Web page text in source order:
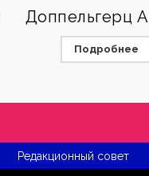
Подробнее
Редакционный совет